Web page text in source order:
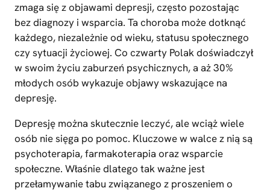
zmaga się z objawami depresji, często pozostając
bez diagnozy i wsparcia. Ta choroba może dotknąć
każdego, niezależnie od wieku, statusu społecznego
czy sytuacji życiowej. Co czwarty Polak doświadczył
w swoim życiu zaburzeń psychicznych, a aż 30%
młodych osób wykazuje objawy wskazujące na
depresję.
Depresję można skutecznie leczyć, ale wciąż wiele
osób nie sięga po pomoc. Kluczowe w walce z nią są
psychoterapia, farmakoterapia oraz wsparcie
społeczne. Właśnie dlatego tak ważne jest
przełamywanie tabu związanego z proszeniem o